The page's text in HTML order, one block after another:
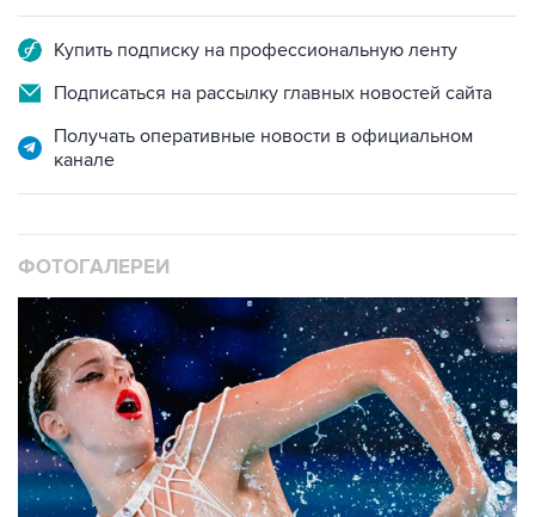
Купить подписку на профессиональную ленту
Подписаться на рассылку главных новостей сайта
Получать оперативные новости в официальном
канале
ФОТОГАЛЕРЕИ